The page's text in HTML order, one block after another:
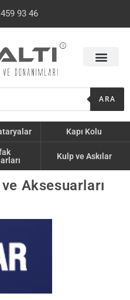
93 46
ARA
Kapı Kolu
Kulp ve Askılar
Aksesuarları